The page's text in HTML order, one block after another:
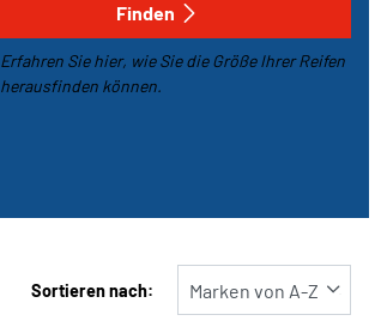
Finden
Erfahren Sie hier, wie Sie die Größe Ihrer Reifen
herausfinden können.
Sortieren nach: